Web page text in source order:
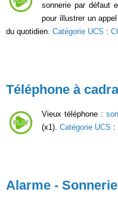
sonnerie par défaut
pour illustrer un
du quotidien. Catégorie UCS :
Téléphone à
Vieux téléphone :
(x1). Catégorie UCS :
Alarme -